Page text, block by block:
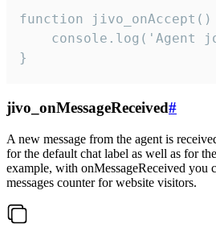
function
}
jivo_onMessageReceived#
A new message from the agent is
for the default chat label as well as for
example, with onMessageReceived you
messages counter for website visitors.